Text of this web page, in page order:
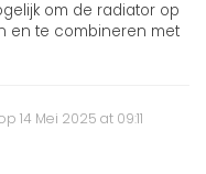
om de radiator op
en te combineren met
14 Mei 2025 at 09:11